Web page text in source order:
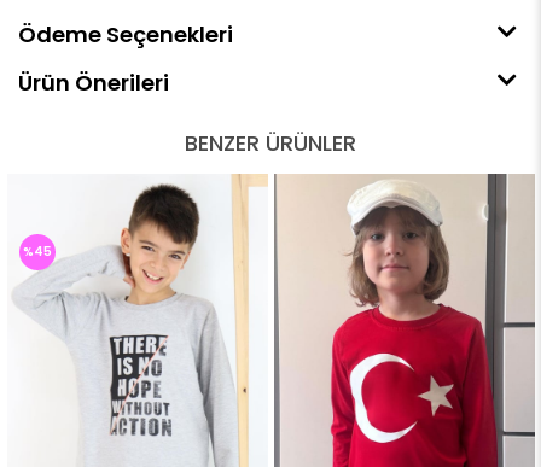
Ödeme Seçenekleri
Ürün Önerileri
BENZER ÜRÜNLER
%45